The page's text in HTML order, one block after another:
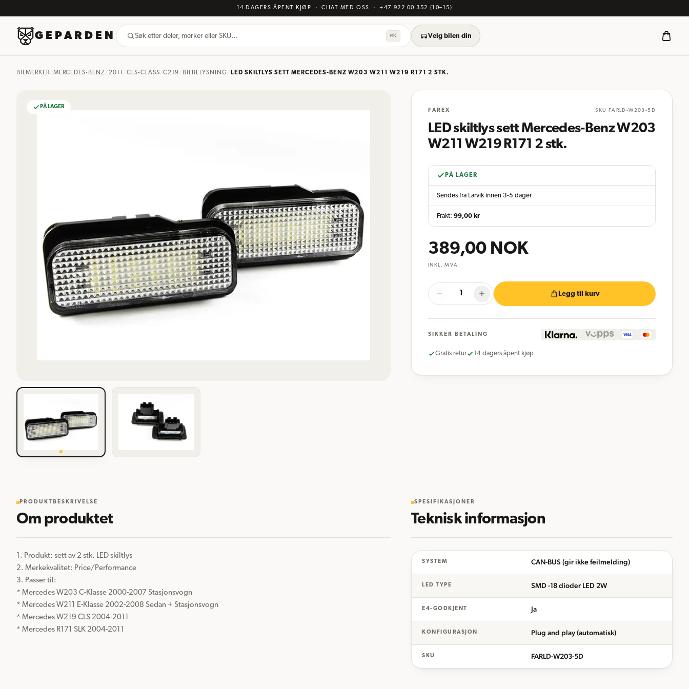
14 DAGERS ÅPENT KJØP · CHAT MED OSS ·+47 922 00 352 (10–15)
GEPARDEN Søk etter deler, merker eller SKU… ⌘K Velg bilen din
BILMERKER/ MERCEDES-BENZ /2011 CLS-CLASS /C219 BILBELYSNING LED SKILTLYS SETT MERCEDES-BENZ W203 W211 W219 R171 2 STK.
PÅ LAGER
FAREX SKU FARLD-W203-5D
LED skiltlys sett Mercedes-Benz W203
W211 W219 R171 2 stk.
PÅ LAGER
Sendes fra Larvik innen 3-5 dager
Frakt: 99,00 kr
389,00 NOK
INKL. MVA
Legg til kurv
SIKKER BETALING
Gratis retur 14 dagers åpent kjøp
PRODUKTBESKRIVELSE
Om produktet
1. Produkt: sett av 2 stk. LED skiltlys
2. Merkekvalitet: Price/Performance
3. Passer til:
* Mercedes W203 C-Klasse 2000-2007 Stasjonsvogn
* Mercedes W211 E-Klasse 2002-2008 Sedan + Stasjonsvogn
* Mercedes W219 CLS 2004-2011
* Mercedes R171 SLK 2004-2011
SPESIFIKASJONER
Teknisk informasjon
SYSTEM CAN-BUS (gir ikke feilmelding)
LED TYPE SMD -18 dioder LED 2W
E4-GODKJENT Ja
KONFIGURASJON Plug and play (automatisk)
SKU FARLD-W203-5D